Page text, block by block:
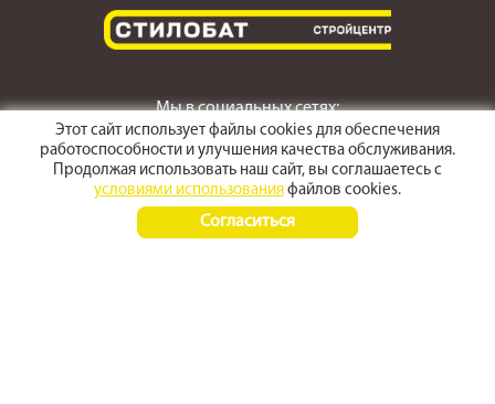
Мы в социальных сетях:
г. Светлоград,
ул. Пушкина 167
Этот сайт использует файлы cookies для обеспечения
работоспособности и улучшения качества обслуживания.
Продолжая использовать наш сайт, вы соглашаетесь с
условиями использования файлов cookies.
Согласиться